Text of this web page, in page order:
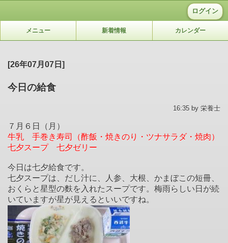
ログイン
メニュー 新着情報 カレンダー
[26年07月07日]
今日の給食
16:35 by 栄養士
７月６日（月）
牛乳 手巻き寿司（酢飯・焼きのり・ツナサラダ・焼肉）
七夕スープ 七夕ゼリー
今日は七夕給食です。
七夕スープは、だし汁に、人参、大根、かまぼこの短冊、
おくらと星型の麩を入れたスープです。梅雨らしい日が続
いていますが星が見えるといいですね。